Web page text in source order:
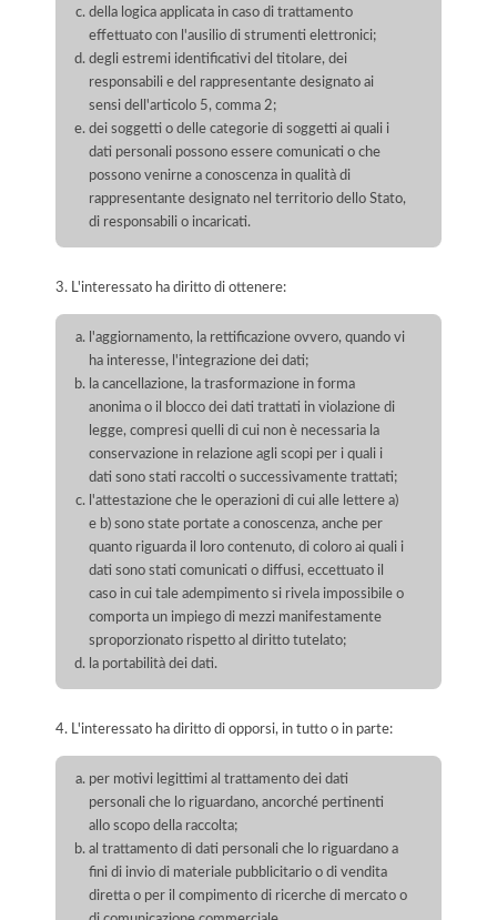
della logica applicata in caso di trattamento
effettuato con l'ausilio di strumenti elettronici;
degli estremi identificativi del titolare, dei
responsabili e del rappresentante designato ai
sensi dell'articolo 5, comma 2;
dei soggetti o delle categorie di soggetti ai quali i
dati personali possono essere comunicati o che
possono venirne a conoscenza in qualità di
rappresentante designato nel territorio dello Stato,
di responsabili o incaricati.
3. L'interessato ha diritto di ottenere:
l'aggiornamento, la rettificazione ovvero, quando vi
ha interesse, l'integrazione dei dati;
la cancellazione, la trasformazione in forma
anonima o il blocco dei dati trattati in violazione di
legge, compresi quelli di cui non è necessaria la
conservazione in relazione agli scopi per i quali i
dati sono stati raccolti o successivamente trattati;
l'attestazione che le operazioni di cui alle lettere a)
e b) sono state portate a conoscenza, anche per
quanto riguarda il loro contenuto, di coloro ai quali i
dati sono stati comunicati o diffusi, eccettuato il
caso in cui tale adempimento si rivela impossibile o
comporta un impiego di mezzi manifestamente
sproporzionato rispetto al diritto tutelato;
la portabilità dei dati.
4. L'interessato ha diritto di opporsi, in tutto o in parte:
per motivi legittimi al trattamento dei dati
personali che lo riguardano, ancorché pertinenti
allo scopo della raccolta;
al trattamento di dati personali che lo riguardano a
fini di invio di materiale pubblicitario o di vendita
diretta o per il compimento di ricerche di mercato o